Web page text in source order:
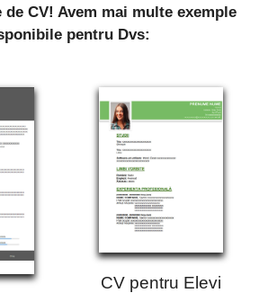
de CV! Avem mai multe exemple
pentru Dvs:
CV pentru Elevi